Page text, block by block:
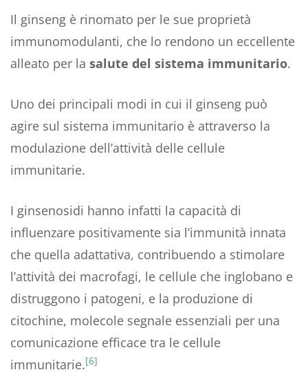
Il ginseng è rinomato per le sue proprietà
immunomodulanti, che lo rendono un eccellente
alleato per la salute del sistema immunitario.
Uno dei principali modi in cui il ginseng può
agire sul sistema immunitario è attraverso la
modulazione dell’attività delle cellule
immunitarie.
I ginsenosidi hanno infatti la capacità di
influenzare positivamente sia l’immunità innata
che quella adattativa, contribuendo a stimolare
l’attività dei macrofagi, le cellule che inglobano e
distruggono i patogeni, e la produzione di
citochine, molecole segnale essenziali per una
comunicazione efficace tra le cellule
immunitarie.[6]